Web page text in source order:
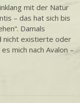
mit der Natur
– das hat sich bis
Damals
nicht existierte oder
mich nach Avalon –